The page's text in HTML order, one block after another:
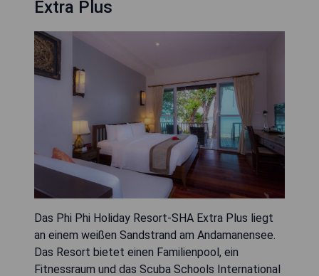
Extra Plus
Das Phi Phi Holiday Resort-SHA Extra Plus liegt
an einem weißen Sandstrand am Andamanensee.
Das Resort bietet einen Familienpool, ein
Fitnessraum und das Scuba Schools International